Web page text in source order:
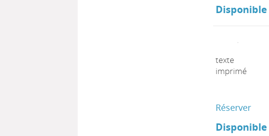
Disponible
texte
imprimé
Réserver
Disponible